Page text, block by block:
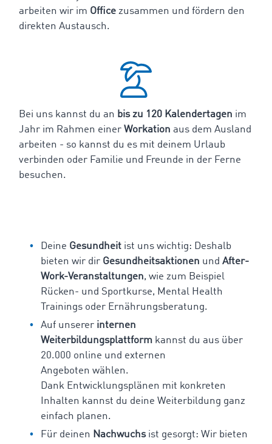
arbeiten wir im Office zusammen und fördern den
direkten Austausch.
Bei uns kannst du an bis zu 120 Kalendertagen im
Jahr im Rahmen einer Workation aus dem Ausland
arbeiten - so kannst du es mit deinem Urlaub
verbinden oder Familie und Freunde in der Ferne
besuchen.
Deine Gesundheit ist uns wichtig: Deshalb
bieten wir dir Gesundheitsaktionen und After-
Work-Veranstaltungen, wie zum Beispiel
Rücken- und Sportkurse, Mental Health
Trainings oder Ernährungsberatung.
Auf unserer internen
Weiterbildungsplattform kannst du aus über
20.000 online und externen
Angeboten wählen.
Dank Entwicklungsplänen mit konkreten
Inhalten kannst du deine Weiterbildung ganz
einfach planen.
Für deinen Nachwuchsist gesorgt: Wir bieten